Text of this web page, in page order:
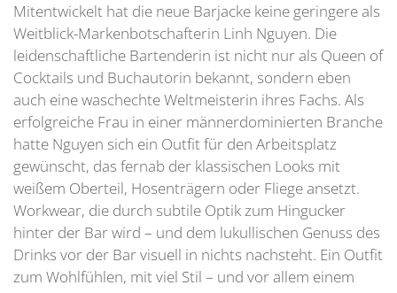
Mitentwickelt hat die neue Barjacke keine geringere als
Weitblick-Markenbotschafterin Linh Nguyen. Die
leidenschaftliche Bartenderin ist nicht nur als Queen of
Cocktails und Buchautorin bekannt, sondern eben
auch eine waschechte Weltmeisterin ihres Fachs. Als
erfolgreiche Frau in einer männerdominierten Branche
hatte Nguyen sich ein Outfit für den Arbeitsplatz
gewünscht, das fernab der klassischen Looks mit
weißem Oberteil, Hosenträgern oder Fliege ansetzt.
Workwear, die durch subtile Optik zum Hingucker
hinter der Bar wird – und dem lukullischen Genuss des
Drinks vor der Bar visuell in nichts nachsteht. Ein Outfit
zum Wohlfühlen, mit viel Stil – und vor allem einem